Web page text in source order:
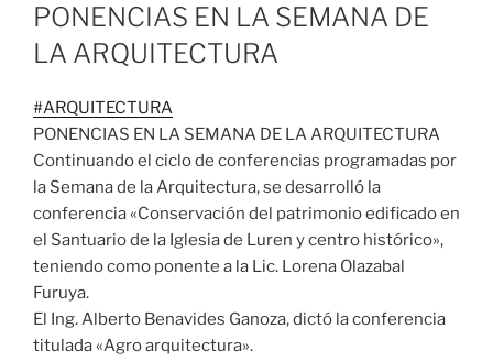
EL
PONENCIAS EN LA SEMANA DE
LA ARQUITECTURA
#ARQUITECTURA
PONENCIAS EN LA SEMANA DE LA ARQUITECTURA
Continuando el ciclo de conferencias programadas por
la Semana de la Arquitectura, se desarrolló la
conferencia «Conservación del patrimonio edificado en
el Santuario de la Iglesia de Luren y centro histórico»,
teniendo como ponente a la Lic. Lorena Olazabal
Furuya.
El Ing. Alberto Benavides Ganoza, dictó la conferencia
titulada «Agro arquitectura».